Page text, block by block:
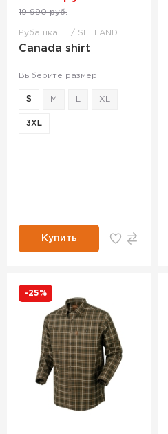
19 990 руб.
Рубашка SEELAND
Canada shirt
Выберите размер:
S M XL
3XL
Купить
-25%